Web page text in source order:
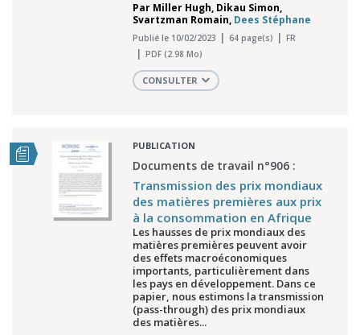
Par Miller Hugh, Dikau Simon,
Svartzman Romain, Dees Stéphane
Publié le 10/02/2023 64 page(s)
FR
PDF (2.98 Mo)
CONSULTER
PUBLICATION
Documents de travail n°906 :
Transmission des prix mondiaux
des matières premières aux prix
à la consommation en Afrique
Les hausses de prix mondiaux des
matières premières peuvent avoir
des effets macroéconomiques
importants, particulièrement dans
les pays en développement. Dans ce
papier, nous estimons la transmission
(pass-through) des prix mondiaux
des matières...